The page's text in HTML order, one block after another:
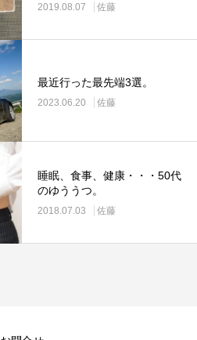
2019.08.07 佐藤
最近行った最先端3選。
2023.06.20 佐藤
睡眠、食事、健康・・・50代
のゆううつ。
2018.07.03 佐藤